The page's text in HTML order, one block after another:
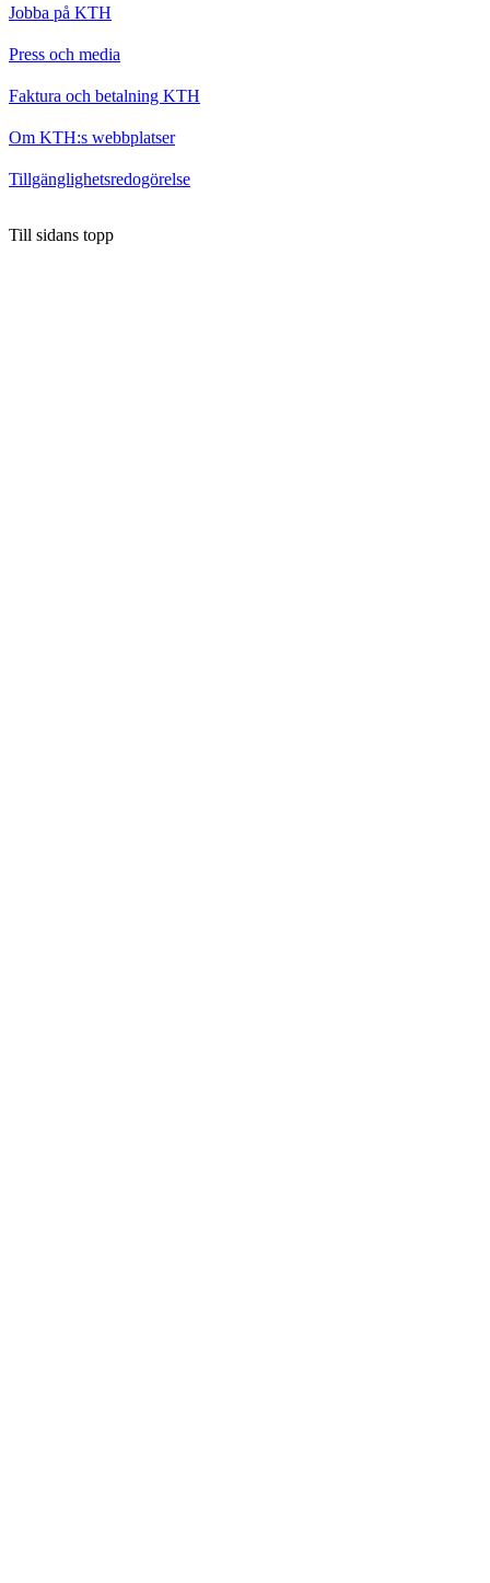
Jobba på KTH
Press och media
Faktura och betalning KTH
Om KTH:s webbplatser
Tillgänglighetsredogörelse
Till sidans topp